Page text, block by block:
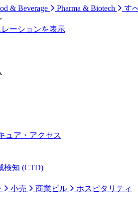
& Beverage Pharma & Biotech
す
ーションを表示
ュア・アクセス
検知 (CTD)
小売 商業ビル ホスピタリティ